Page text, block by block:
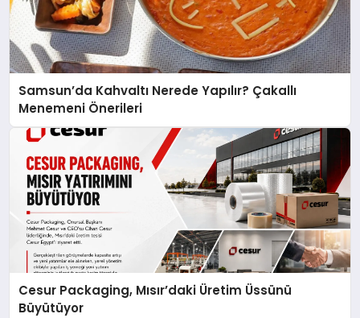
Samsun’da Kahvaltı Nerede Yapılır? Çakallı
Menemeni Önerileri
Cesur Packaging, Mısır’daki Üretim Üssünü
Büyütüyor